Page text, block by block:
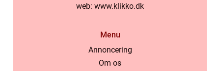
web: www.klikko.dk
Menu
Annoncering
Om os